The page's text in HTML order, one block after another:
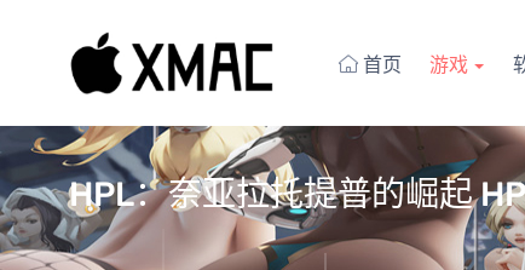
首页 游戏
HPL：奈亚拉托提普的崛起